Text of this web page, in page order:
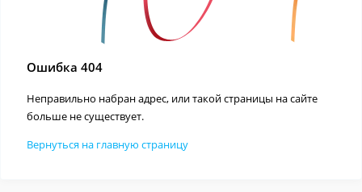
Ошибка 404
Неправильно набран адрес, или такой страницы на сайте
больше не существует.
Вернуться на главную страницу